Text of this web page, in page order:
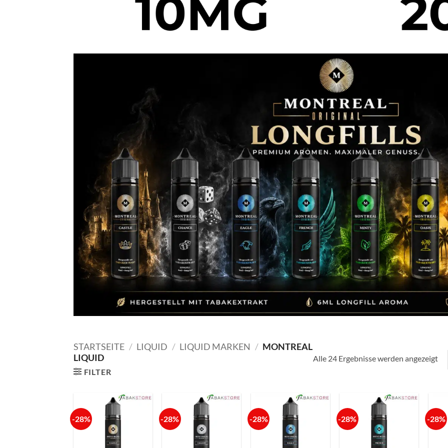
STARTSEITE / LIQUID / LIQUID MARKEN / MONTREAL
LIQUID
FILTER
Alle 24 Ergebnisse werden angezeigt
-28% -28% -28% -28% -28%